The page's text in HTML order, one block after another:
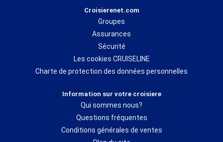
Croisierenet.com
Groupes
Assurances
Sécurité
Les cookies CRUISELINE
Charte de protection des données personnelles
Information sur votre croisiere
Qui sommes nous?
Questions fréquentes
Conditions générales de ventes